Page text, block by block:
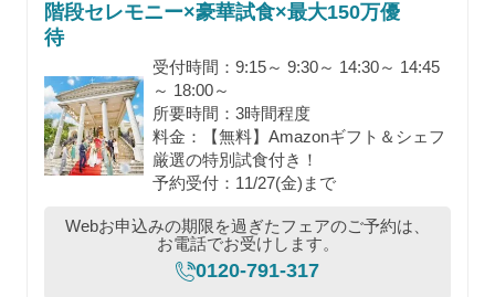
階段セレモニー×豪華試食×最大150万優
待
受付時間：9:15～ 9:30～ 14:30～ 14:45
～ 18:00～
所要時間：3時間程度
料金：【無料】Amazonギフト＆シェフ
厳選の特別試食付き！
予約受付：11/27(金)まで
Webお申込みの期限を過ぎたフェアのご予約は、
お電話でお受けします。
0120-791-317